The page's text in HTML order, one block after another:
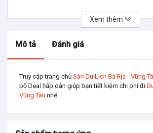
Đạt tiêu chuẩn xuất khẩu toàn cầu .
Giá trị dinh dưỡng của sake :
Cứ 100g Sake tươi sẽ cung cấp cho bạn: năng
đường 27,12g; chất béo 0.23g; đạm 1.07g,
Xem thêm
Mô tả Đánh giá
Truy cập trang chủ Sàn Du Lịch Bà Rịa - Vũng
bộ Deal hấp dẫn giúp bạn tiết kiệm chi phí đi
Vũng Tàu nhé